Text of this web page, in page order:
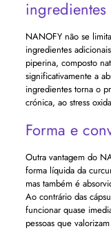
ingredientes
NANOFY não se
ingredientes
piperina, composto
significativamente a
ingredientes torna o
crónica, ao stress
Forma e
Outra vantagem do
forma líquida da
mas também é
Ao contrário das
funcionar quase
pessoas que